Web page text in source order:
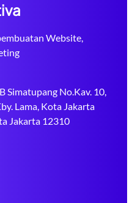
Website,
Simatupang No.Kav. 10,
Lama, Kota Jakarta
Jakarta 12310